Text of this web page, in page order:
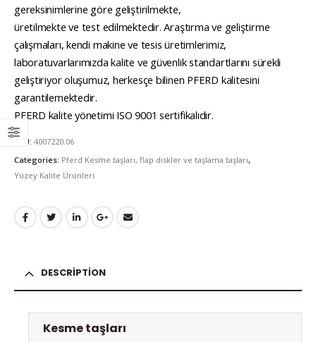
gereksinimlerine göre geliştirilmekte,
üretilmekte ve test edilmektedir. Araştırma ve geliştirme
çalışmaları, kendi makine ve tesis üretimlerimiz,
laboratuvarlarımızda kalite ve güvenlik standartlarını sürekli
geliştiriyor oluşumuz, herkesçe bilinen PFERD kalitesini
garantilemektedir.
PFERD kalite yönetimi ISO 9001 sertifikalıdır.
SKU: 4007220.06
Categories: Pferd Kesme taşları, flap diskler ve taşlama taşları,
Yüzey Kalite Ürünleri
DESCRIPTION
Kesme taşları